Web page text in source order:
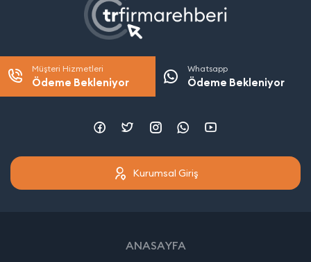
Müşteri Hizmetleri
Ödeme Bekleniyor
Whatsapp
Ödeme Bekleniyor
Kurumsal Giriş
ANASAYFA